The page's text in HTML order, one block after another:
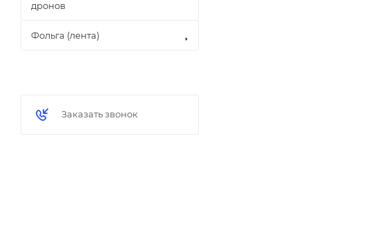
дронов
Фольга (лента)
Заказать звонок